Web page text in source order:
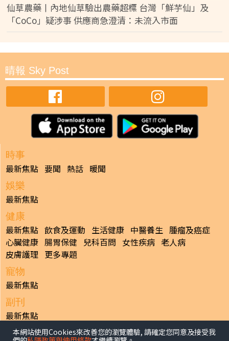
仙草農藥丨內地仙草驗出農藥超標 台灣「鮮芋仙」及
「CoCo」疑涉事 供應商急澄清：未流入市面
晴報 Sky Post
時事
最新焦點 要聞 熱話 暖聞
娛樂
最新焦點
健康
最新焦點 飲食及運動 生活健康 中醫養生 腫瘤及癌症
心臟健康 腸胃保健 兒科百問 女性疾病 老人病
皮膚護理 更多專題
寵物
最新焦點
副刊
最新焦點
日報
本網站使用Cookies來改善您的瀏覽體驗, 請確定您同意及接受我